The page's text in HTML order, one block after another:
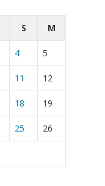
S M
4 5
11 12
18 19
25 26